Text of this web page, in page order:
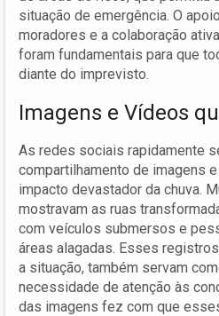
situação de emergência. O
moradores e a colaboração
foram fundamentais para que
diante do imprevisto.
Imagens e Vídeos
As redes sociais rapidamente
compartilhamento de imagens
impacto devastador da chuva.
mostravam as ruas
com veículos submersos e
áreas alagadas. Esses
a situação, também servam
necessidade de atenção às
das imagens fez com que